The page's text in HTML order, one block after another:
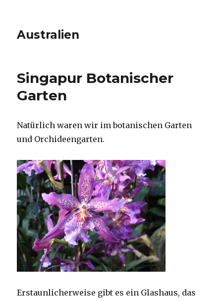
Australien
Singapur Botanischer
Garten
Natürlich waren wir im botanischen Garten
und Orchideengarten.
Erstaunlicherweise gibt es ein Glashaus, das